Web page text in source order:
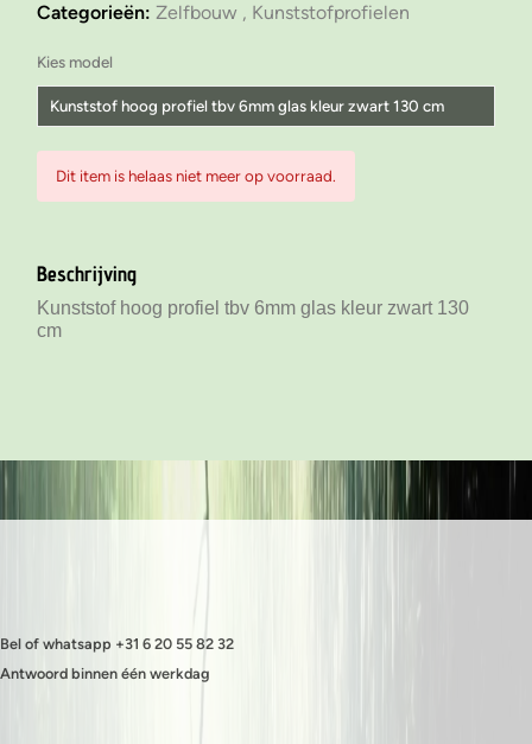
Categorieën: Zelfbouw , Kunststofprofielen
Kies model
Kunststof hoog profiel tbv 6mm glas kleur zwart 130 cm
Kunststof laag profiel tbv 6mm glas kleur zwart 65 cm
Kunststof hoog profiel tbv 6mm glas kleur zwart 65 cm
Kunststof hoog profiel tbv 6mm glas kleur zwart 130 cm
Dit item is helaas niet meer op voorraad.
Beschrijving
Kunststof hoog profiel tbv 6mm glas kleur zwart 130
cm
Bel of whatsapp +31 6 20 55 82 32
Antwoord binnen één werkdag